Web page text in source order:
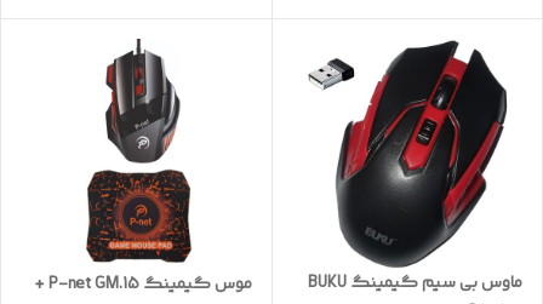
ماوس بی سیم گیمینگ BUKU
موس گیمینگ P-net GM.15 +